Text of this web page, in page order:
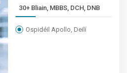
30+ Bliain, MBBS, DCH, DNB
Ospidéil Apollo, Deilí